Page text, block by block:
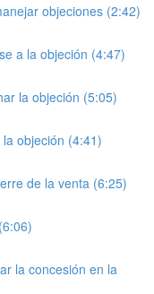
objeciones (2:42)
a la objeción (4:47)
la objeción (5:05)
objeción (4:41)
de la venta (6:25)
la concesión en la